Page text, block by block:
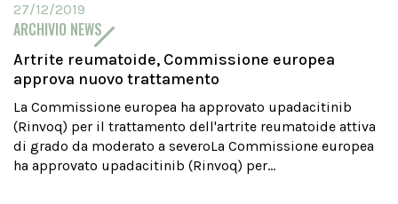
27/12/2019
ARCHIVIO NEWS
Artrite reumatoide, Commissione europea
approva nuovo trattamento
La Commissione europea ha approvato upadacitinib
(Rinvoq) per il trattamento dell'artrite reumatoide attiva
di grado da moderato a severoLa Commissione europea
ha approvato upadacitinib (Rinvoq) per...